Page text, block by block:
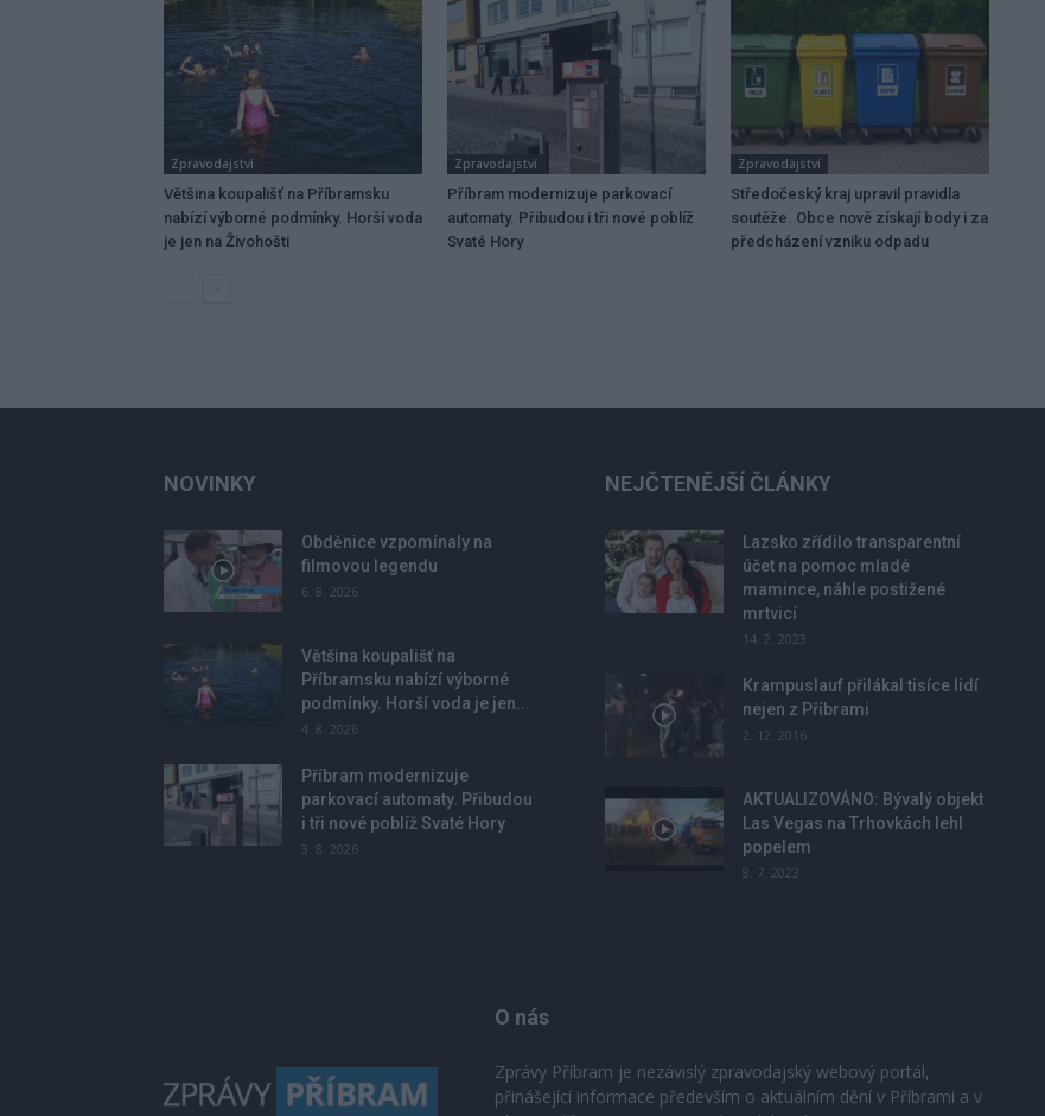
Zpravodajství
Většina koupališť na Příbramsku
nabízí výborné podmínky. Horší voda
je jen na Živohošti
Zpravodajství
Příbram modernizuje parkovací
automaty. Přibudou i tři nové poblíž
Svaté Hory
Zpravodajství
Středočeský kraj upravil pravidla
soutěže. Obce nově získají body i za
předcházení vzniku odpadu
NOVINKY
Obděnice vzpomínaly na
filmovou legendu
6. 8. 2026
Většina koupališť na
Příbramsku nabízí výborné
podmínky. Horší voda je jen...
4. 8. 2026
Příbram modernizuje
parkovací automaty. Přibudou
i tři nové poblíž Svaté Hory
3. 8. 2026
NEJČTENĚJŠÍ ČLÁNKY
Lazsko zřídilo transparentní
účet na pomoc mladé
mamince, náhle postižené
mrtvicí
14. 2. 2023
Krampuslauf přilákal tisíce lidí
nejen z Příbrami
2. 12. 2016
AKTUALIZOVÁNO: Bývalý objekt
Las Vegas na Trhovkách lehl
popelem
8. 7. 2023
O nás
Zprávy Příbram je nezávislý zpravodajský webový portál,
přinášející informace především o aktuálním dění v Příbrami a v